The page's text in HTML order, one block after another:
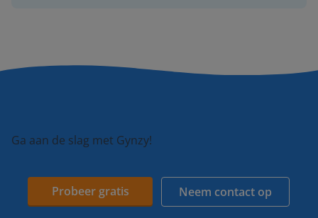
Ga aan de slag met Gynzy!
Probeer gratis Neem contact op